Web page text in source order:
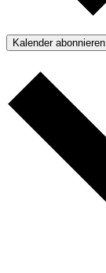
Kalender abonnieren